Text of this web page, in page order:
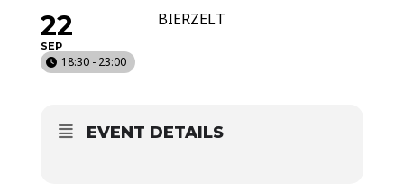
22
SEP
18:30 - 23:00
BIERZELT
EVENT DETAILS